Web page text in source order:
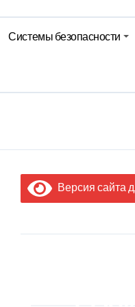
Минсельхозпрода
Системы безопасности
Версия сайта